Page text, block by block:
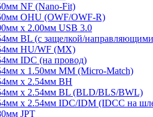
NF (Nano-Fit)
OHU (OWF/OWF-R)
x 2.00мм USB 3.0
BL (с защелкой/
HU/WF (MX)
IDC (на провод)
х 1.50мм MM (Micro-Match)
х 2.54мм BH
х 2.54мм BL (BLD/BLS/BWL)
х 2.54мм IDC/IDM (IDCC на
JPT